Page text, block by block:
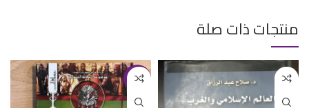
منتجات ذات صلة
-25%